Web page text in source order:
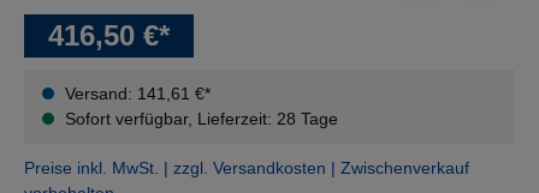
416,50 €*
Versand: 141,61 €*
Sofort verfügbar, Lieferzeit: 28 Tage
Preise inkl. MwSt. | zzgl. Versandkosten | Zwischenverkauf